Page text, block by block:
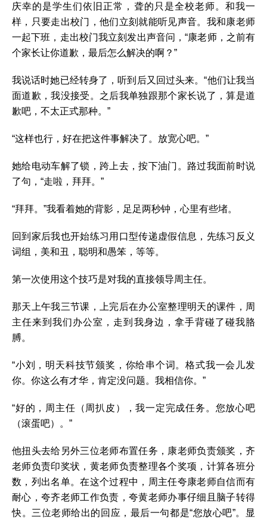
庆幸的是学生们依旧正常，聋的只是全校老师。和我一
样，只要走出校门，他们立刻就能听见声音。我和康老师
一起下班，走出校门我立刻发出声音问，“康老师，之前有
个家长让你道歉，最后怎么解决的啊？”
我说话时她已经转身了，听到后又回过头来。“他们让我当
面道歉，我没接受。之后我单独跟那个家长说了，算是道
歉吧，不太正式那种。”
“这样也行，好在把这件事解决了。放宽心吧。”
她给电动车解了锁，跨上去，按下油门。路过我面前时说
了句，“走啦，拜拜。”
“拜拜。”我看着她的背影，足足两秒钟，心里有些堵。
回到家后我也开始练习用口型传递虚假信息，先练习反义
词组，美和丑，聪明和愚笨，等等。
第一次使用这个技巧是对我的直接领导周主任。
那天上午我三节课，上完后在办公室整理明天的课件，周
主任来到我们办公室，走到我身边，拿手背碰了碰我胳
膊。
“小刘，明天科技节颁奖，你给串个词。格式我一会儿发
你。你这么有才华，肯定没问题。我相信你。”
“好的，周主任（周扒皮），我一定完成任务。您放心吧
（滚蛋吧）。”
他扭头去给另外三位老师布置任务，康老师负责颁奖，齐
老师负责印奖状，黄老师负责整理各个奖项，计算各班分
数，列出名单。在这个过程中，周主任夸康老师自信而有
耐心，夸齐老师工作负责，夸黄老师办事仔细且脑子转得
快。三位老师给出的回应，最后一句都是“您放心吧”。显